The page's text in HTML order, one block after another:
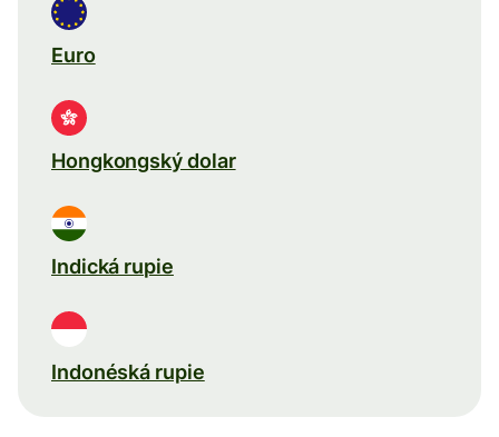
Euro
Hongkongský dolar
Indická rupie
Indonéská rupie